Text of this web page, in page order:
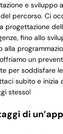
e sviluppo
percorso. Ci
progettazione
fino allo
alla
un
per soddisfare
subito e inizia
stesso!
di